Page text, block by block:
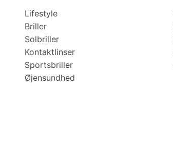
Lifestyle
Briller
Solbriller
Kontaktlinser
Sportsbriller
Øjensundhed